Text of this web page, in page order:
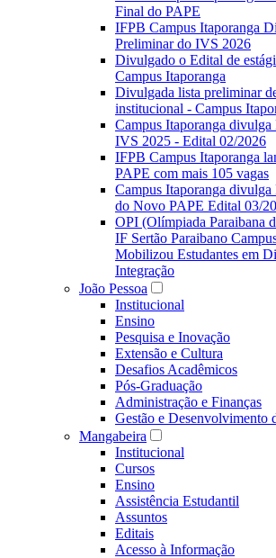
Final do PAPE
IFPB Campus Itaporanga
Preliminar do IVS 2026
Divulgado o Edital de
Campus Itaporanga
Divulgada lista preliminar
institucional - Campus
Campus Itaporanga
IVS 2025 - Edital 02/2026
IFPB Campus Itaporanga
PAPE com mais 105 vagas
Campus Itaporanga
do Novo PAPE Edital 03/
OPI (Olímpiada Paraibana
IF Sertão Paraibano
Mobilizou Estudantes em
Integração
João Pessoa
Institucional
Ensino
Pesquisa e Inovação
Extensão e Cultura
Desafios Acadêmicos
Pós-Graduação
Administração e Finanças
Gestão e Desenvolvimento
Mangabeira
Institucional
Cursos
Ensino
Assistência Estudantil
Assuntos
Editais
Acesso à Informação